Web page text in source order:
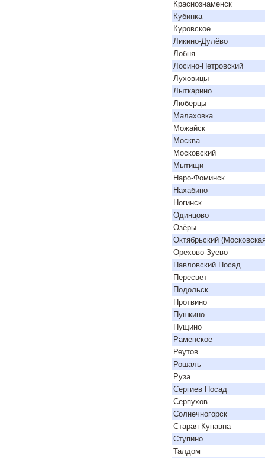
Краснознаменск
Кубинка
Куровское
Ликино-Дулёво
Лобня
Лосино-Петровский
Луховицы
Лыткарино
Люберцы
Малаховка
Можайск
Москва
Московский
Мытищи
Наро-Фоминск
Нахабино
Ногинск
Одинцово
Озёры
Октябрьский
Орехово-Зуево
Павловский Посад
Пересвет
Подольск
Протвино
Пушкино
Пущино
Раменское
Реутов
Рошаль
Руза
Сергиев Посад
Серпухов
Солнечногорск
Старая Купавна
Ступино
Талдом